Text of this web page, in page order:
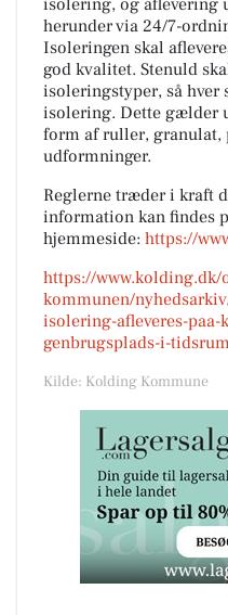
herunder via 24/7-
Isoleringen skal
god kvalitet. Stenuld
isoleringstyper, så
isolering. Dette gælder
form af ruller, granulat,
udformninger.
Reglerne træder i kraft
information kan findes
hjemmeside: https://
https://www.kolding.dk/
kommunen/
isolering-afleveres-
genbrugsplads-i-
Kilde: Kolding Kommune